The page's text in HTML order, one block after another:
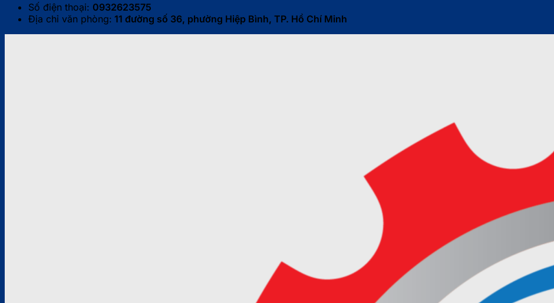
Số điện thoại: 0932623575
Địa chỉ văn phòng: 11 đường số 36, phường Hiệp Bình, TP. Hồ Chí Minh